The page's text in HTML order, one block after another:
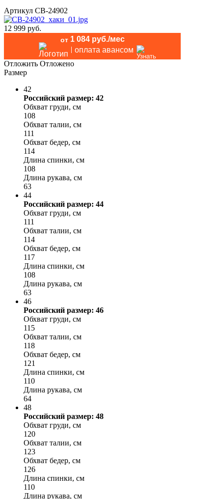
Артикул CB-24902
12 999 руб.
от 1 084 руб./мес
оплата авансом
Отложить Отложено
Размер
42
Российский размер: 42
Обхват груди, см
108
Обхват талии, см
111
Обхват бедер, см
114
Длина спинки, см
108
Длина рукава, см
63
44
Российский размер: 44
Обхват груди, см
111
Обхват талии, см
114
Обхват бедер, см
117
Длина спинки, см
108
Длина рукава, см
63
46
Российский размер: 46
Обхват груди, см
115
Обхват талии, см
118
Обхват бедер, см
121
Длина спинки, см
110
Длина рукава, см
64
48
Российский размер: 48
Обхват груди, см
120
Обхват талии, см
123
Обхват бедер, см
126
Длина спинки, см
110
Длина рукава, см